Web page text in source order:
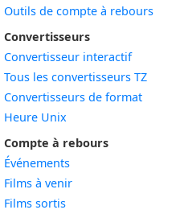
Outils de compte à rebours
Convertisseurs
Convertisseur interactif
Tous les convertisseurs TZ
Convertisseurs de format
Heure Unix
Compte à rebours
Événements
Films à venir
Films sortis